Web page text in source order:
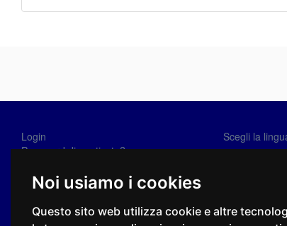
Noi usiamo i cookies
Questo sito web utilizza cookie e altre
Login
Password dimenticata?
Scegli la
Social